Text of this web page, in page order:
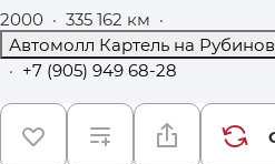
2000 · 335 162 км ·
Автомолл Картель на
· +7 (905) 949 68-28